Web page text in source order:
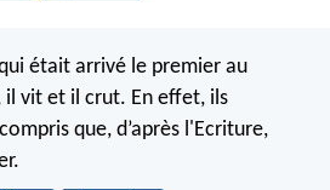
était arrivé le premier au
vit et il crut. En effet, ils
que, d’après l'Ecriture,